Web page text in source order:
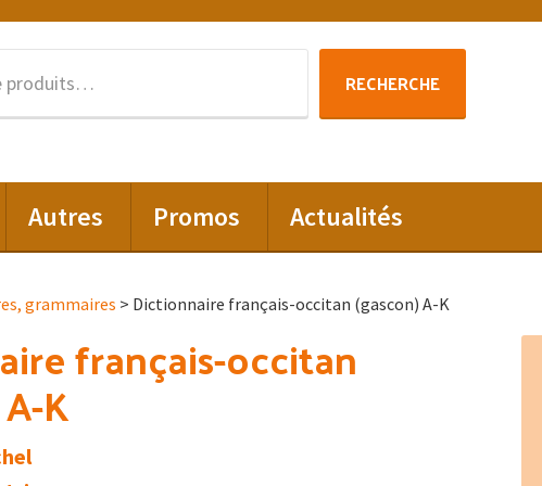
RECHERCHE
Autres Promos Actualités
grammaires > Dictionnaire français-occitan (gascon) A-K
français-occitan
K